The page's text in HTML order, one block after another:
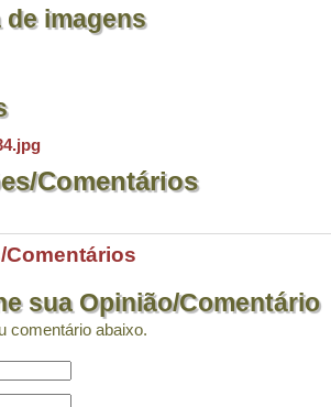
de imagens
Comentários
Comentários
sua Opinião/Comentário
comentário abaixo.